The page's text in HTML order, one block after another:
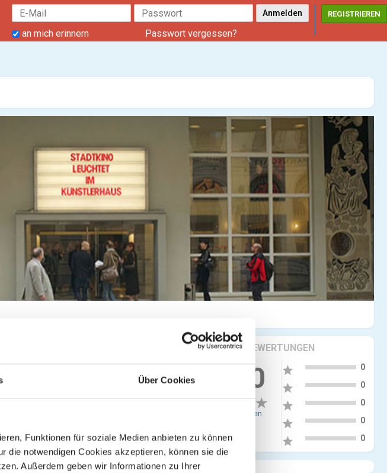
Über Cookies
Funktionen für soziale Medien anbieten zu können
die notwendigen Cookies akzeptieren, können sie die
Außerdem geben wir Informationen zu Ihrer
an mich erinnern Passwort vergessen?
REGISTRIEREN
KRITIKEN & BEWERTUNGEN
0.00
0 Bewertungen
star 0
star 0
star 0
star 0
star 0
more_vert
Karte anzeigen